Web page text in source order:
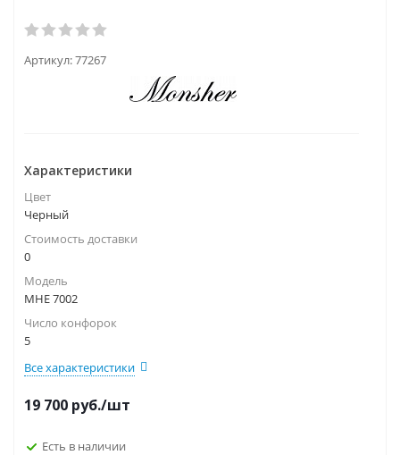
Артикул:77267
Характеристики
Цвет
Черный
Стоимость доставки
0
Модель
MHE 7002
Число конфорок
5
Все характеристики
19 700 руб./шт
Есть в наличии